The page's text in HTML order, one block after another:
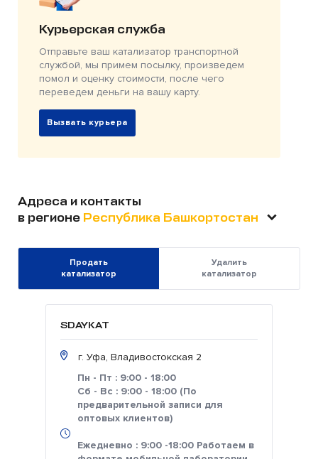
Курьерская служба
Отправьте ваш катализатор транспортной
службой, мы примем посылку, произведем
помол и оценку стоимости, после чего
переведем деньги на вашу карту.
Вызвать курьера
Адреса и контакты
в регионе Республика Башкортостан
Продать
катализатор
Удалить
катализатор
SDAYKAT
г. Уфа, Владивостокская 2
Пн - Пт : 9:00 - 18:00
Сб - Вс : 9:00 - 18:00 (По
предварительной записи для
оптовых клиентов)
Ежедневно : 9:00 -18:00 Работаем в